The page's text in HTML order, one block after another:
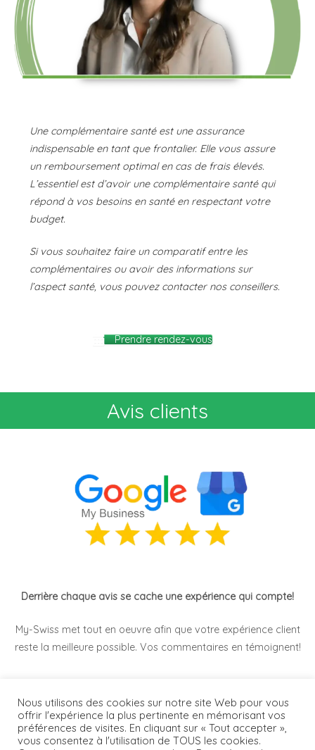
Une complémentaire santé est une assurance
indispensable en tant que frontalier. Elle vous assure
un remboursement optimal en cas de frais élevés.
L’essentiel est d’avoir une complémentaire santé qui
répond à vos besoins en santé en respectant votre
budget.
Si vous souhaitez faire un comparatif entre les
complémentaires ou avoir des informations sur
l’aspect santé, vous pouvez contacter nos conseillers.
Prendre rendez-vous
Avis clients
Derrière chaque avis se cache une expérience qui compte!
My-Swiss met tout en oeuvre afin que votre expérience client
reste la meilleure possible. Vos commentaires en témoignent!
Mots clés: Mutuelle santé frontalier Suisse / Mutuelle santé
Nous utilisons des cookies sur notre site Web pour vous
offrir l'expérience la plus pertinente en mémorisant vos
préférences de visites. En cliquant sur « Tout accepter »,
vous consentez à l'utilisation de TOUS les cookies.